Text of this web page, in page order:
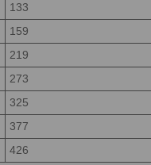
133
159
219
273
325
377
426